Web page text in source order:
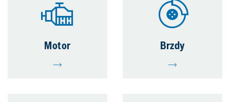
Motor Brzdy